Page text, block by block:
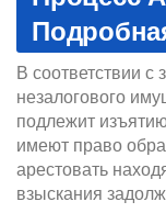
В соответствии
незалогового
подлежит
имеют право
арестовать
взыскания